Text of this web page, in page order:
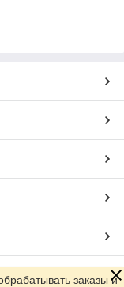
заказы и